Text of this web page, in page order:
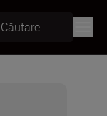
Căutare